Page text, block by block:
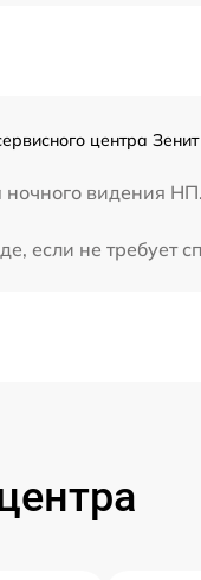
центра
видения
если не требует